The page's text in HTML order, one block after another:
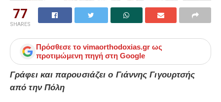
77
SHARES
Πρόσθεσε το vimaorthodoxias.gr ως
προτιμώμενη πηγή στη Google
Γράφει και παρουσιάζει ο Γιάννης Γιγουρτσής
από την Πόλη